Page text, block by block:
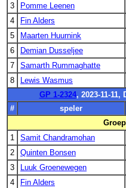
3
Pomme Leenen
4
Fin Alders
5
Maarten Huurnink
6
Demian Dusseljee
7
Samarth Rummaghatte
8
Lewis Wasmus
GP 1-2324, 2023-11-11,
#
speler
1
Samit Chandramohan
2
Quinten Bonsen
3
Luuk Groenewegen
4
Fin Alders